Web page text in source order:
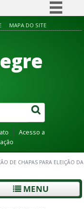
Simplifique!
à informação
Canais
MAPA DO SITE
Acesso a
DE CHAPAS PARA ELEIÇÃO DA
MENU